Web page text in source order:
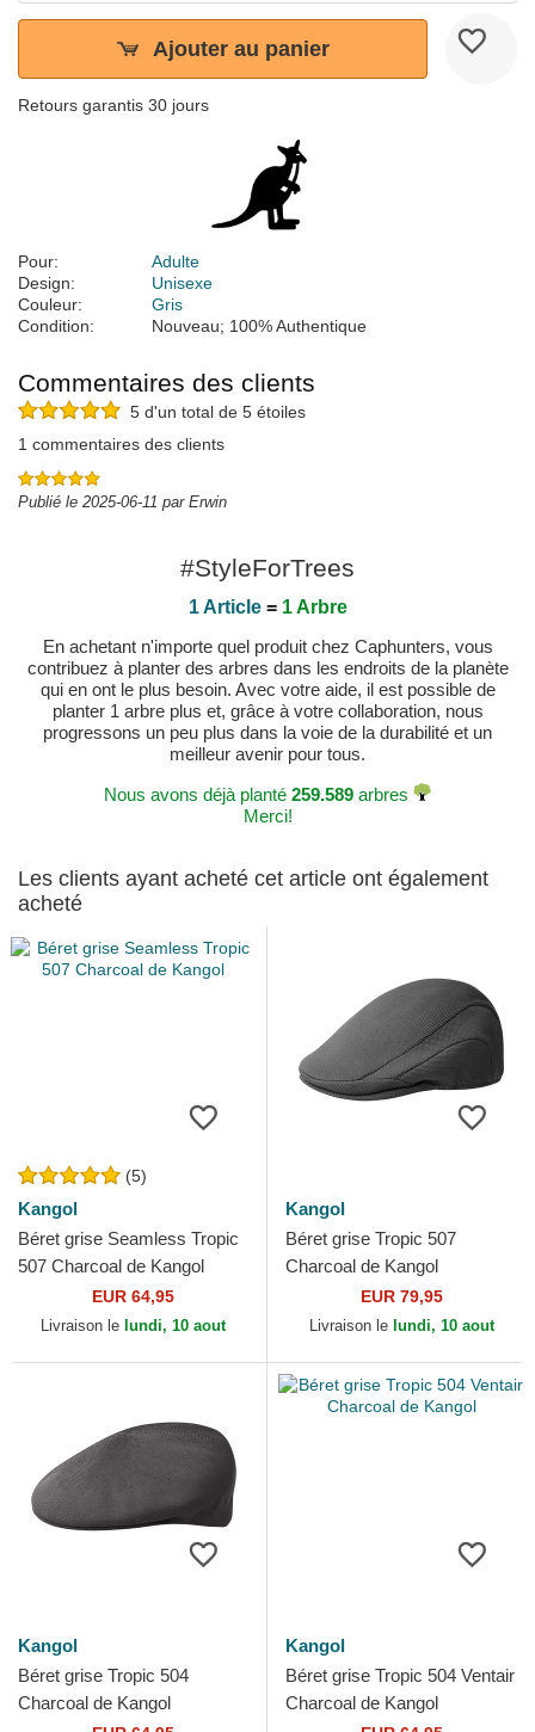
Ajouter au panier
Retours garantis 30 jours
Pour:
Adulte
Design:
Unisexe
Couleur:
Gris
Condition:
Nouveau; 100% Authentique
Commentaires des clients
5 d'un total de 5 étoiles
1 commentaires des clients
Publié le 2025-06-11 par Erwin
#StyleForTrees
1 Article= 1 Arbre
En achetant n'importe quel produit chez Caphunters, vous
contribuez à planter des arbres dans les endroits de la planète
qui en ont le plus besoin. Avec votre aide, il est possible de
planter 1 arbre plus et, grâce à votre collaboration, nous
progressons un peu plus dans la voie de la durabilité et un
meilleur avenir pour tous.
Nous avons déjà planté 259.589 arbres
Merci!
Les clients ayant acheté cet article ont également
acheté
(5)
Kangol
Béret grise Seamless Tropic
507 Charcoal de Kangol
EUR 64,95
Livraison le lundi, 10 aout
Kangol
Béret grise Tropic 507
Charcoal de Kangol
EUR 79,95
Livraison le lundi, 10 aout
Kangol
Béret grise Tropic 504
Charcoal de Kangol
Kangol
Béret grise Tropic 504 Ventair
Charcoal de Kangol